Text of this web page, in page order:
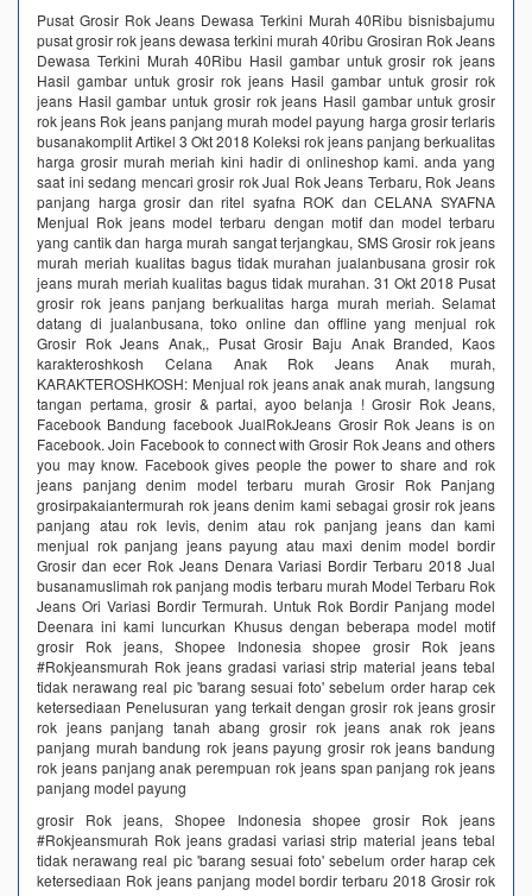
Pusat Grosir Rok Jeans Dewasa Terkini Murah 40Ribu bisnisbajumu
pusat grosir rok jeans dewasa terkini murah 40ribu Grosiran Rok Jeans
Dewasa Terkini Murah 40Ribu Hasil gambar untuk grosir rok jeans
Hasil gambar untuk grosir rok jeans Hasil gambar untuk grosir rok
jeans Hasil gambar untuk grosir rok jeans Hasil gambar untuk grosir
rok jeans Rok jeans panjang murah model payung harga grosir terlaris
busanakomplit Artikel 3 Okt 2018 Koleksi rok jeans panjang berkualitas
harga grosir murah meriah kini hadir di onlineshop kami. anda yang
saat ini sedang mencari grosir rok Jual Rok Jeans Terbaru, Rok Jeans
panjang harga grosir dan ritel syafna ROK dan CELANA SYAFNA
Menjual Rok jeans model terbaru dengan motif dan model terbaru
yang cantik dan harga murah sangat terjangkau, SMS Grosir rok jeans
murah meriah kualitas bagus tidak murahan jualanbusana grosir rok
jeans murah meriah kualitas bagus tidak murahan. 31 Okt 2018 Pusat
grosir rok jeans panjang berkualitas harga murah meriah. Selamat
datang di jualanbusana, toko online dan offline yang menjual rok
Grosir Rok Jeans Anak,, Pusat Grosir Baju Anak Branded, Kaos
karakteroshkosh Celana Anak Rok Jeans Anak murah,
KARAKTEROSHKOSH: Menjual rok jeans anak anak murah, langsung
tangan pertama, grosir & partai, ayoo belanja ! Grosir Rok Jeans,
Facebook Bandung facebook JualRokJeans Grosir Rok Jeans is on
Facebook. Join Facebook to connect with Grosir Rok Jeans and others
you may know. Facebook gives people the power to share and rok
jeans panjang denim model terbaru murah Grosir Rok Panjang
grosirpakaiantermurah rok jeans denim kami sebagai grosir rok jeans
panjang atau rok levis, denim atau rok panjang jeans dan kami
menjual rok panjang jeans payung atau maxi denim model bordir
Grosir dan ecer Rok Jeans Denara Variasi Bordir Terbaru 2018 Jual
busanamuslimah rok panjang modis terbaru murah Model Terbaru Rok
Jeans Ori Variasi Bordir Termurah. Untuk Rok Bordir Panjang model
Deenara ini kami luncurkan Khusus dengan beberapa model motif
grosir Rok jeans, Shopee Indonesia shopee grosir Rok jeans
#Rokjeansmurah Rok jeans gradasi variasi strip material jeans tebal
tidak nerawang real pic 'barang sesuai foto' sebelum order harap cek
ketersediaan Penelusuran yang terkait dengan grosir rok jeans grosir
rok jeans panjang tanah abang grosir rok jeans anak rok jeans
panjang murah bandung rok jeans payung grosir rok jeans bandung
rok jeans panjang anak perempuan rok jeans span panjang rok jeans
panjang model payung
grosir Rok jeans, Shopee Indonesia shopee grosir Rok jeans
#Rokjeansmurah Rok jeans gradasi variasi strip material jeans tebal
tidak nerawang real pic 'barang sesuai foto' sebelum order harap cek
ketersediaan Rok jeans panjang model bordir terbaru 2018 Grosir rok